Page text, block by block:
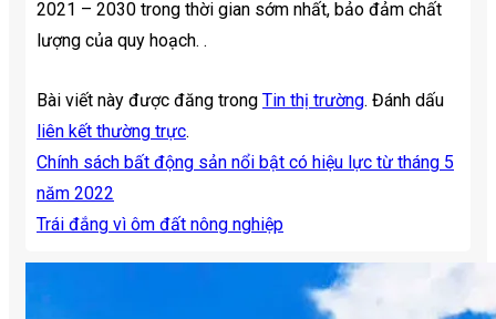
2021 – 2030 trong thời gian sớm nhất, bảo đảm chất
lượng của quy hoạch. .
Bài viết này được đăng trong Tin thị trường. Đánh dấu
liên kết thường trực.
Chính sách bất động sản nổi bật có hiệu lực từ tháng 5
năm 2022
Trái đắng vì ôm đất nông nghiệp